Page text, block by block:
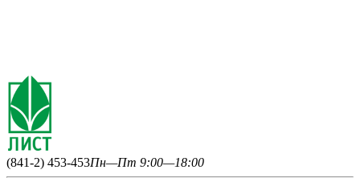
(841-2) 453-453Пн—Пт 9:00—18:00